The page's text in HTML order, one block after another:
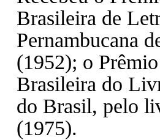
Brasileira de
Pernambucana
(1952); o
Brasileira do
do Brasil, pelo
(1975).